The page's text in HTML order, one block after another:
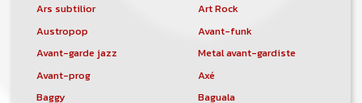
Ars subtilior
Art Rock
Austropop
Avant-funk
Avant-garde jazz
Metal avant-gardiste
Avant-prog
Axé
Baggy
Baguala